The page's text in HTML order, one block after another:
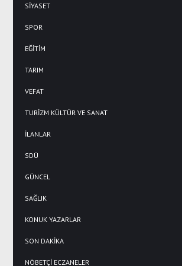
SİYASET
SPOR
EĞİTİM
TARIM
VEFAT
TURİZM KÜLTÜR VE SANAT
İLANLAR
SDÜ
GÜNCEL
SAĞLIK
KONUK YAZARLAR
SON DAKİKA
NÖBETÇİ ECZANELER